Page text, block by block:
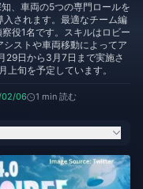
、車両の5つの専門ロールを
されます。最適なチーム編
役1名です。スキルはロビー
ストや車両移動によってア
29日から3月7日まで実施さ
旬を予定しています。
06 1 min 読む